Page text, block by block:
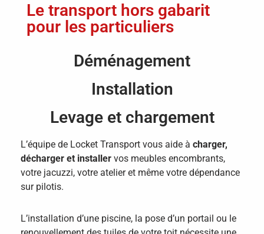
Le transport hors gabarit
pour les particuliers
Déménagement
Installation
Levage et chargement
L’équipe de Locket Transport vous aide à charger,
décharger et installer vos meubles encombrants,
votre jacuzzi, votre atelier et même votre dépendance
sur pilotis.
L’installation d’une piscine, la pose d’un portail ou le